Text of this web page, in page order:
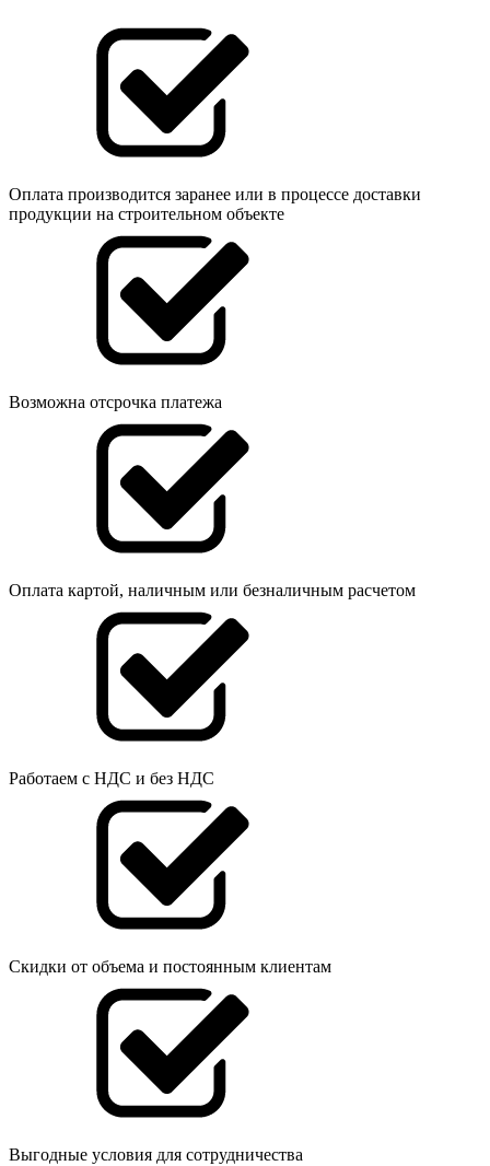
Оплата производится заранее или в процессе доставки
продукции на строительном объекте
Возможна отсрочка платежа
Оплата картой, наличным или безналичным расчетом
Работаем с НДС и без НДС
Скидки от объема и постоянным клиентам
Выгодные условия для сотрудничества